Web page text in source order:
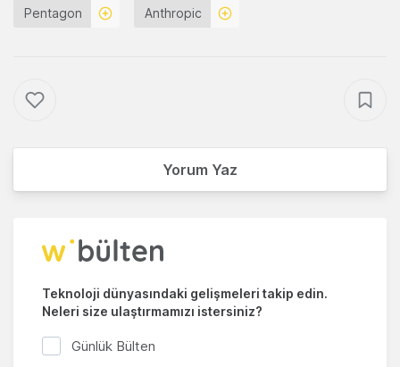
Pentagon Anthropic
Yorum Yaz
Teknoloji dünyasındaki gelişmeleri takip edin.
Neleri size ulaştırmamızı istersiniz?
Günlük Bülten